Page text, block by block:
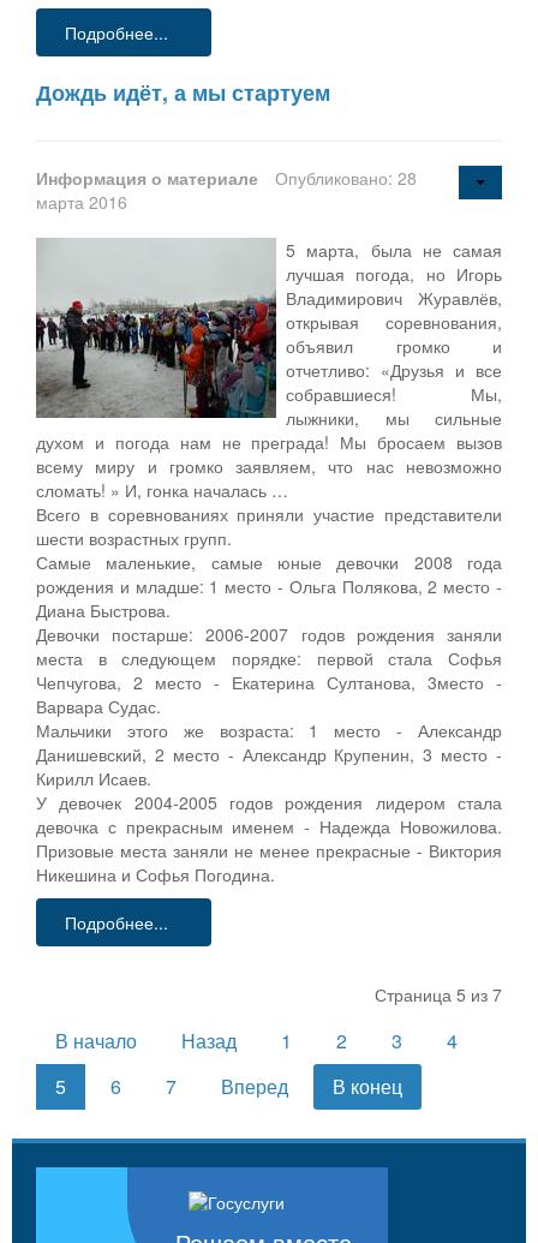
Подробнее...
Дождь идёт, а мы стартуем
Информация о материале
Опубликовано: 28
марта 2016
5 марта, была не самая
лучшая погода, но Игорь
Владимирович Журавлёв,
открывая соревнования,
объявил громко и
отчетливо: «Друзья и все
собравшиеся! Мы,
лыжники, мы сильные
духом и погода нам не преграда! Мы бросаем вызов
всему миру и громко заявляем, что нас невозможно
сломать! » И, гонка началась …
Всего в соревнованиях приняли участие представители
шести возрастных групп.
Самые маленькие, самые юные девочки 2008 года
рождения и младше: 1 место - Ольга Полякова, 2 место -
Диана Быстрова.
Девочки постарше: 2006-2007 годов рождения заняли
места в следующем порядке: первой стала Софья
Чепчугова, 2 место - Екатерина Султанова, 3место -
Варвара Судас.
Мальчики этого же возраста: 1 место - Александр
Данишевский, 2 место - Александр Крупенин, 3 место -
Кирилл Исаев.
У девочек 2004-2005 годов рождения лидером стала
девочка с прекрасным именем - Надежда Новожилова.
Призовые места заняли не менее прекрасные - Виктория
Никешина и Софья Погодина.
Подробнее...
Страница 5 из 7
В начало Назад 1 2 3
4
5
6 7 Вперед В конец